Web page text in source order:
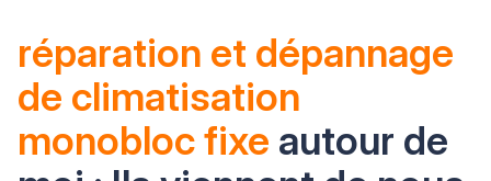
réparation et dépannage
de climatisation
monobloc fixe autour de